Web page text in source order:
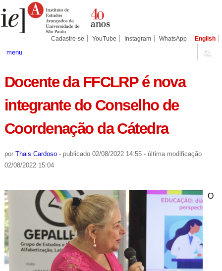
para
conteúdo.
Pessoais
Cadastre-se YouTube Instagram WhatsApp English
menu
Docente da FFCLRP é nova
integrante do Conselho de
Coordenação da Cátedra
por Thais Cardoso - publicado02/08/2022 14:55 - última modificação
02/08/2022 15:04
O